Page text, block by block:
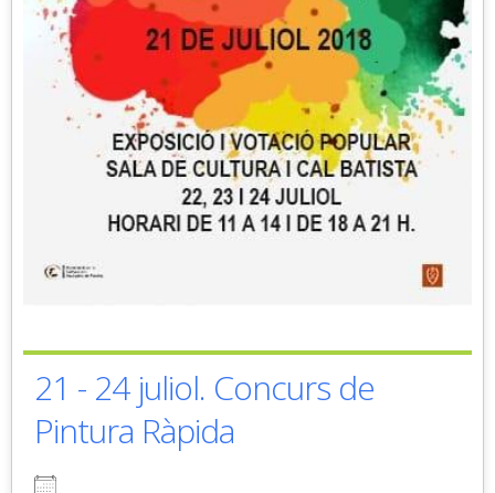
21 - 24 juliol. Concurs de
Pintura Ràpida